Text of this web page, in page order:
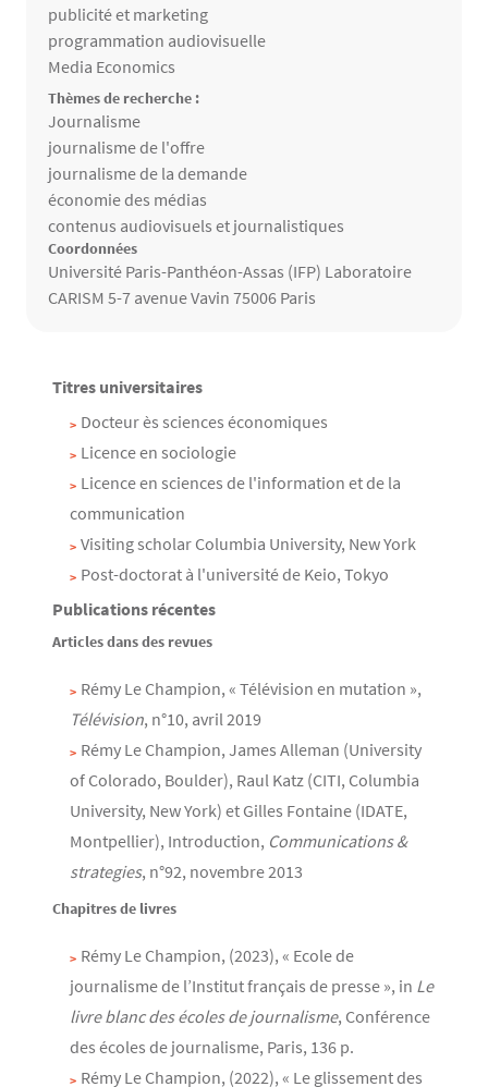
publicité et marketing
programmation audiovisuelle
Media Economics
Thèmes de recherche :
Thèmes de recherche
Journalisme
journalisme de l'offre
journalisme de la demande
économie des médias
contenus audiovisuels et journalistiques
Coordonnées
Université Paris-Panthéon-Assas (IFP) Laboratoire
CARISM 5-7 avenue Vavin 75006 Paris
Contenu
Texte
Titres universitaires
Docteur ès sciences économiques
Licence en sociologie
Licence en sciences de l'information et de la
communication
Visiting scholar Columbia University, New York
Post-doctorat à l'université de Keio, Tokyo
Publications récentes
Articles dans des revues
Rémy Le Champion, « Télévision en mutation »,
Télévision, n°10, avril 2019
Rémy Le Champion, James Alleman (University
of Colorado, Boulder), Raul Katz (CITI, Columbia
University, New York) et Gilles Fontaine (IDATE,
Montpellier), Introduction, Communications &
strategies, n°92, novembre 2013
Chapitres de livres
Rémy Le Champion, (2023), « Ecole de
journalisme de l’Institut français de presse », in Le
livre blanc des écoles de journalisme, Conférence
des écoles de journalisme, Paris, 136 p.
Rémy Le Champion, (2022), « Le glissement des